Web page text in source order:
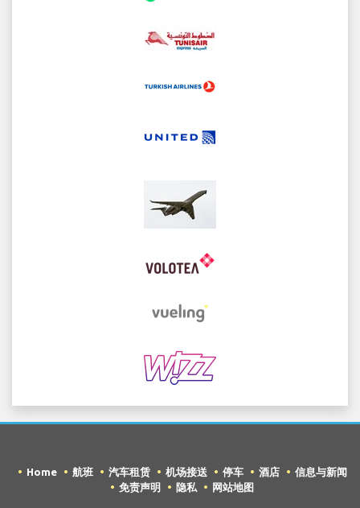
Home 航班 汽车租赁 机场接送 停车 酒店
信息与新闻
免责声明
隐私 网站地图